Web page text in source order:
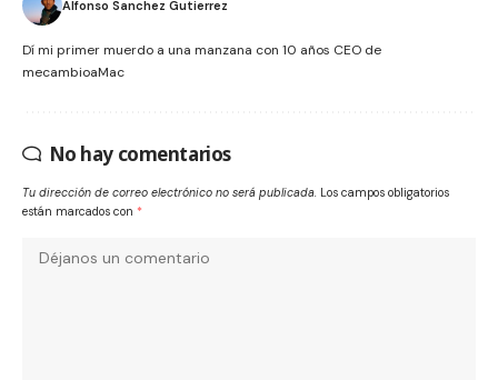
Alfonso Sanchez Gutierrez
Dí mi primer muerdo a una manzana con 10 años CEO de
mecambioaMac
No hay comentarios
Tu dirección de correo electrónico no será publicada. Los campos obligatorios
están marcados con *